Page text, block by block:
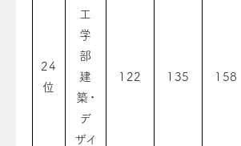
24
位
工
学
部
建
築・
デ
ザイ
122 135 158